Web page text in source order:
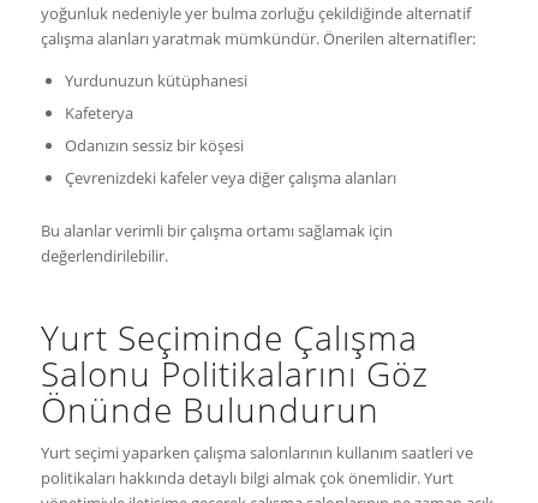
yoğunluk nedeniyle yer bulma zorluğu çekildiğinde alternatif
çalışma alanları yaratmak mümkündür. Önerilen alternatifler:
Yurdunuzun kütüphanesi
Kafeterya
Odanızın sessiz bir köşesi
Çevrenizdeki kafeler veya diğer çalışma alanları
Bu alanlar verimli bir çalışma ortamı sağlamak için
değerlendirilebilir.
Yurt Seçiminde Çalışma
Salonu Politikalarını Göz
Önünde Bulundurun
Yurt seçimi yaparken çalışma salonlarının kullanım saatleri ve
politikaları hakkında detaylı bilgi almak çok önemlidir. Yurt